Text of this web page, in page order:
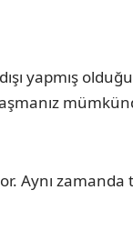
yapmış
Aynı